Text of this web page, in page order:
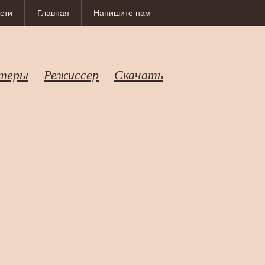
Напишите нам
Главная
Режиссер Скачать